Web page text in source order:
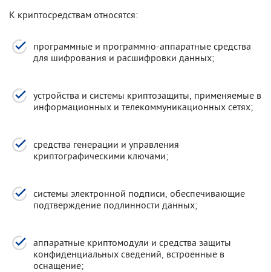
К криптосредствам относятся:
программные и программно-аппаратные средства
для шифрования и расшифровки данных;
устройства и системы криптозащиты, применяемые в
информационных и телекоммуникационных сетях;
средства генерации и управления
криптографическими ключами;
системы электронной подписи, обеспечивающие
подтверждение подлинности данных;
аппаратные криптомодули и средства защиты
конфиденциальных сведений, встроенные в
оснащение;